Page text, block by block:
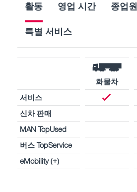
활동 영업 시간 종업원
특별 서비스
화물차
서비스
신차 판매
MAN TopUsed
버스 TopService
eMobility (+)